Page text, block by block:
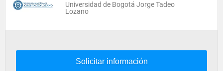
Universidad de Bogotá Jorge Tadeo
Lozano
Solicitar información